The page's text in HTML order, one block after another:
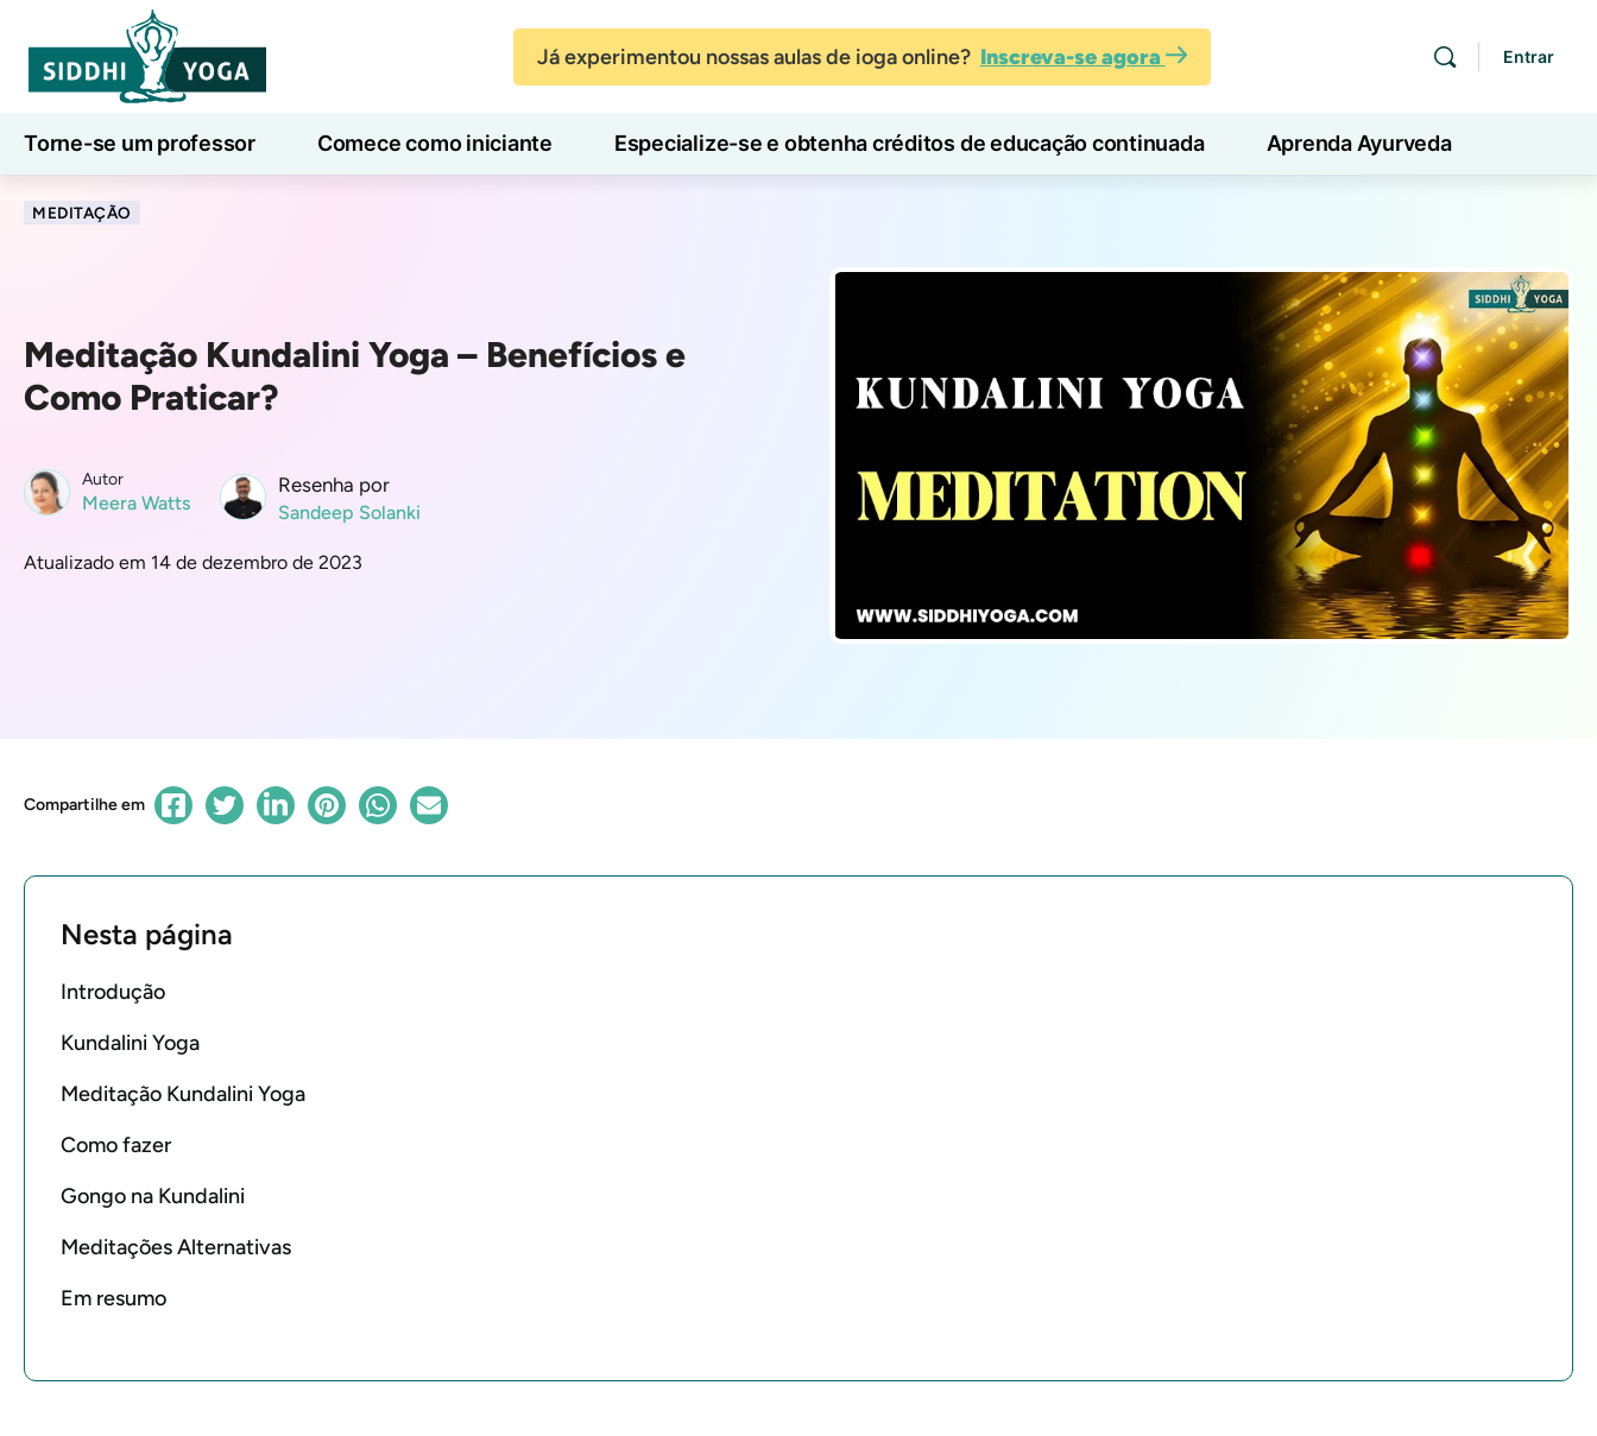
Já experimentou nossas aulas de ioga online? Inscreva-se agora Entrar
Torne-se um professor Comece como iniciante Especialize-se e obtenha créditos de educação continuada Aprenda Ayurveda
Aulas de ioga online
MEDITAÇÃO
Meditação Kundalini Yoga – Benefícios e
Como Praticar?
Autor
Meera Watts
Resenha por
Sandeep Solanki
Atualizado em 14 de dezembro de 2023
Compartilhe em
Nesta página
Introdução
Kundalini Yoga
Meditação Kundalini Yoga
Como fazer
Gongo na Kundalini
Meditações Alternativas
Em resumo